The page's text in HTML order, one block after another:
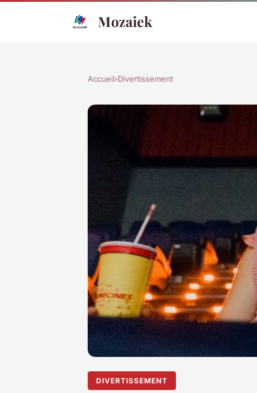
Mozaiek
Accueil›Divertissement
DIVERTISSEMENT